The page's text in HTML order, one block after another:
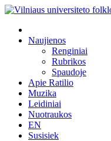
Naujienos
Renginiai
Rubrikos
Spaudoje
Apie Ratilio
Muzika
Leidiniai
Nuotraukos
EN
Susisiek